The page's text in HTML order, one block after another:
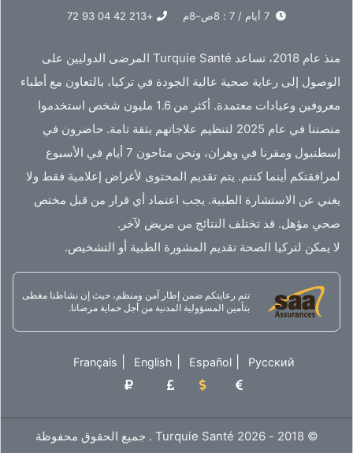
+213 42 04 93 72
منذ عام 2018، تساعد Turquie Santé المرضى الدوليين على
الوصول إلى رعاية صحية عالية الجودة في تركيا، بالتعاون مع أطباء
معروفين وعيادات معتمدة. أكثر من 1.6 مليون شخص استخدموا
منصتنا في عام 2025 لتنظيم علاجاتهم بثقة تامة. حاضرون في
إسطنبول ومقرنا في وهران، ونحن متاحون 7 أيام في الأسبوع
لمرافقتكم أينما كنتم. يتم تقديم المحتوى لأغراض إعلامية فقط ولا
يغني عن الاستشارة الطبية. يجب اعتماد أي قرار من قبل مختص
صحي مؤهل. قد تختلف النتائج من مريض لآخر.
لا يمكن لتركيا الصحة تقديم المشورة الطبية أو التشخيص.
تتم رعايتكم ضمن إطار آمن ومنظم، حيث إن نشاطنا مغطى
بتأمين المسؤولية المدنية من أجل حماية مرضانا.
Français English Español| Русский
© 2018 - 2026 Turquie Santé . جميع الحقوق محفوظة